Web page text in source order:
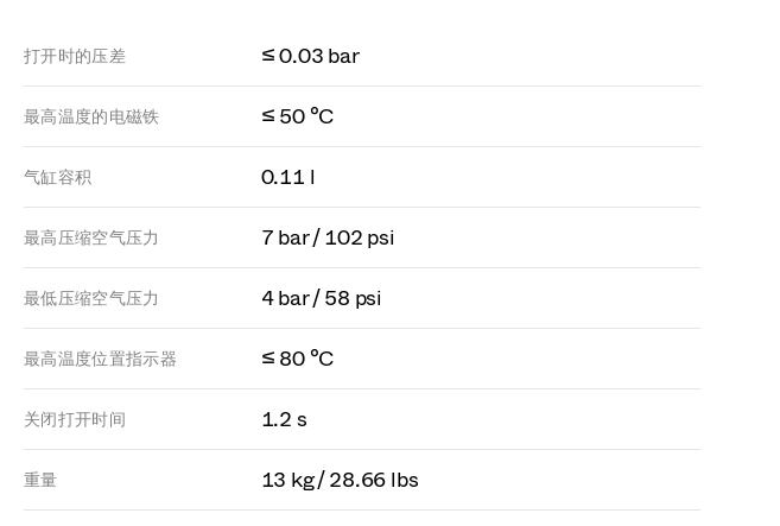
打开时的压差 ≤ 0.03 bar
最高温度的电磁铁 ≤ 50 °C
气缸容积 0.11 l
最高压缩空气压力 7 bar / 102 psi
最低压缩空气压力 4 bar / 58 psi
最高温度位置指示器 ≤ 80 °C
关闭打开时间 1.2 s
重量 13 kg / 28.66 lbs